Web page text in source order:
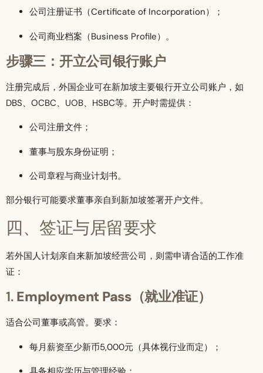
公司注册证书（Certificate of Incorporation）；
公司商业档案（Business Profile）。
步骤三：开立公司银行账户
注册完成后，外国企业可在新加坡主要银行开立公司账户，如
DBS、OCBC、UOB、HSBC等。开户时需提供：
公司注册文件；
董事与股东身份证明；
公司章程与商业计划书。
部分银行可能要求董事亲自到新加坡签署开户文件。
四、签证与居留要求
若外国人计划亲自来新加坡经营公司，则需申请合适的工作准
证：
1. Employment Pass（就业准证）
适合公司董事或高管。要求：
每月薪资至少新币5,000元（具体视行业而定）；